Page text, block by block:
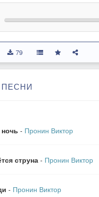
79
- Пронин Виктор
струна - Пронин Виктор
- Пронин Виктор